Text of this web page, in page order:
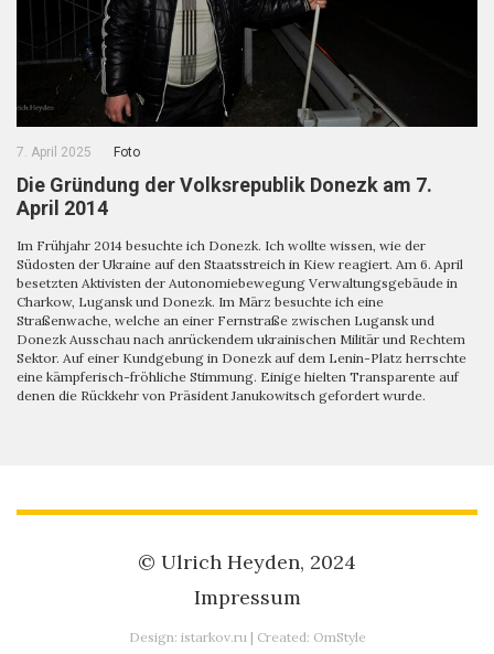
7. April 2025 Foto
Die Gründung der Volksrepublik Donezk am 7.
April 2014
Im Frühjahr 2014 besuchte ich Donezk. Ich wollte wissen, wie der
Südosten der Ukraine auf den Staatsstreich in Kiew reagiert. Am 6. April
besetzten Aktivisten der Autonomiebewegung Verwaltungsgebäude in
Charkow, Lugansk und Donezk. Im März besuchte ich eine
Straßenwache, welche an einer Fernstraße zwischen Lugansk und
Donezk Ausschau nach anrückendem ukrainischen Militär und Rechtem
Sektor. Auf einer Kundgebung in Donezk auf dem Lenin-Platz herrschte
eine kämpferisch-fröhliche Stimmung. Einige hielten Transparente auf
denen die Rückkehr von Präsident Janukowitsch gefordert wurde.
© Ulrich Heyden, 2024
Impressum
Design: istarkov.ru| Created: OmStyle